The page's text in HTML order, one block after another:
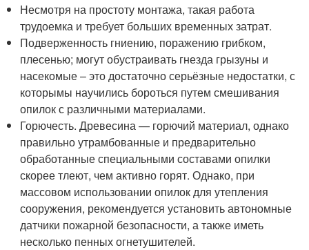
Несмотря на простоту монтажа, такая работа
трудоемка и требует больших временных затрат.
Подверженность гниению, поражению грибком,
плесенью; могут обустраивать гнезда грызуны и
насекомые – это достаточно серьёзные недостатки, с
которымы научились бороться путем смешивания
опилок с различными материалами.
Горючесть. Древесина — горючий материал, однако
правильно утрамбованные и предварительно
обработанные специальными составами опилки
скорее тлеют, чем активно горят. Однако, при
массовом использовании опилок для утепления
сооружения, рекомендуется установить автономные
датчики пожарной безопасности, а также иметь
несколько пенных огнетушителей.